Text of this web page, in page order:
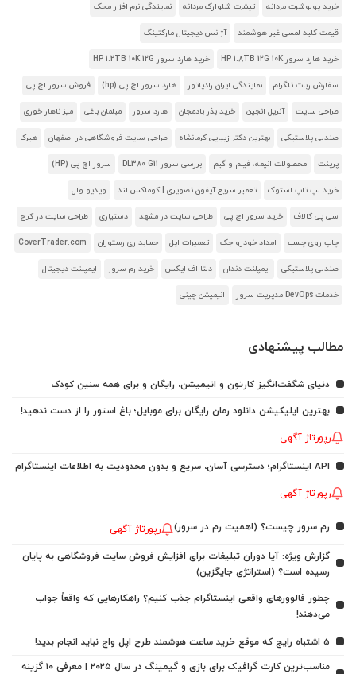
خرید پولوشرت مردانه تیشرت شلوارک مردانه نمایندگی نرم افزار محک
قیمت کلید لمسی غیر هوشمند آژانس دیجیتال مارکتینگ
خرید هارد سرور HP 1.8TB 12G 10K خرید هارد سرور HP 1.2TB 10K 12G
سفارش ربات تلگرام نمایندگی ایران رادیاتور هارد سرور اچ پی (hp) فروش سرور اچ پی
طراحی سایت آنریل انجین خرید بذر بادمجان هارد سرور مبلمان باغی میز ناهار خوری
صندلی پلاستیکی بهترین دکتر زیبایی کرمانشاه طراحی سایت فروشگاهی در اصفهان هیرکا
پرینت محصولات انیمه، فیلم و گیم بررسی سرور DL380 G11 سرور اچ پی (HP)
خرید لپ تاپ استوک تعمیر سریع آیفون تصویری | کوماکس لند ویدیو وال
سی پی کالاف خرید سرور اچ پی طراحی سایت در مشهد دستیاری طراحی سایت در کرج
چاپ روی چسب امداد خودرو جک تعمیرات اپل حسابداری رستوران CoverTrader.com
صندلی پلاستیکی ایمپلنت دندان دلتا اف ایکس خرید رم سرور ایمپلنت دیجیتال
خدمات DevOps مدیریت سرور انیمیشن چینی
مطالب پیشنهادی
دنیای شگفت‌انگیز کارتون و انیمیشن، رایگان و برای همه سنین کودک
بهترین اپلیکیشن دانلود رمان رایگان برای موبایل؛ باغ استور را از دست ندهید!
رپورتاژ آگهی
API اینستاگرام؛ دسترسی آسان، سریع و بدون محدودیت به اطلاعات اینستاگرام
رپورتاژ آگهی
رم سرور چیست؟ (اهمیت رم در سرور) رپورتاژ آگهی
گزارش ویژه: آیا دوران تبلیغات برای افزایش فروش سایت فروشگاهی به پایان
رسیده است؟ (استراتژی جایگزین)
چطور فالوورهای واقعی اینستاگرام جذب کنیم؟ راهکارهایی که واقعاً جواب
می‌دهند!
5 اشتباه رایج که موقع خرید ساعت هوشمند طرح اپل واچ نباید انجام بدید!
مناسب‌ترین کارت گرافیک برای بازی و گیمینگ در سال ۲۰۲۵ | معرفی ۱۰ گزینه